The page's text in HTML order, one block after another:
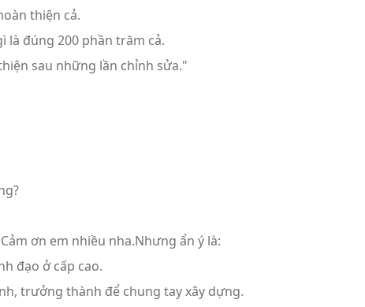
thiện cả.
là đúng 200 phần trăm cả.
sau những lần chỉnh sửa."
ơn em nhiều nha.Nhưng ẩn ý là:
đạo ở cấp cao.
trưởng thành để chung tay xây dựng.